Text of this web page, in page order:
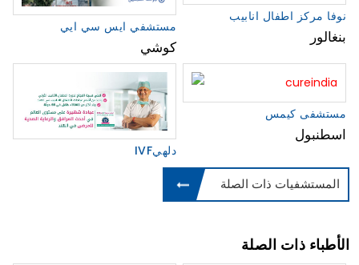
مستشفي ايس سي ايي
كوشي
نوفا مركز اطفال انابيب
بنغالور
IVFدلهي
مستشفى كيمس
اسطنبول
المستشفيات ذات الصلة
الأطباء ذات الصلة